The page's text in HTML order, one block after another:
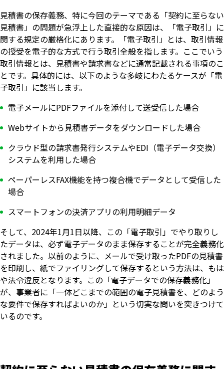
見積書の保存義務、特に今回のテーマである「契約に至らない
見積書」の問題が急浮上した直接的な原因は、「電子取引」に
関する規定の厳格化にあります。「電子取引」とは、取引情報
の授受を電子的な方式で行う取引全般を指します。ここでいう
取引情報とは、見積書や請求書などに通常記載される事項のこ
とです。具体的には、以下のような多岐にわたるケースが「電
子取引」に該当します。
電子メールにPDFファイルを添付して送受信した場合
Webサイトから見積書データをダウンロードした場合
クラウド型の請求書発行システムやEDI（電子データ交換）
システムを利用した場合
ペーパーレスFAX機能を持つ複合機でデータとして受信した
場合
スマートフォンの決済アプリの利用明細データ
そして、2024年1月1日以降、この「電子取引」でやり取りし
たデータは、必ず電子データのまま保存することが完全義務化
されました。以前のように、メールで受け取ったPDFの見積書
を印刷し、紙でファイリングして保存するという方法は、もは
や法令違反となります。この「電子データでの保存義務化」
が、事業者に「一体どこまでの範囲の電子見積書を、どのよう
な要件で保存すればよいのか」という切実な問いを突きつけて
いるのです。